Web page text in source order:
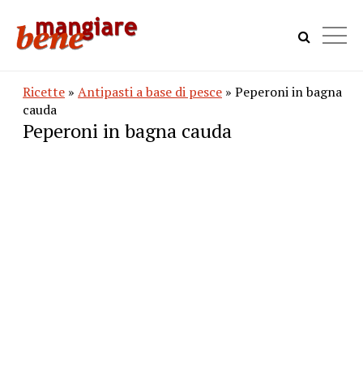
Ricette » Antipasti a base di pesce » Peperoni in bagna
cauda
Peperoni in bagna cauda